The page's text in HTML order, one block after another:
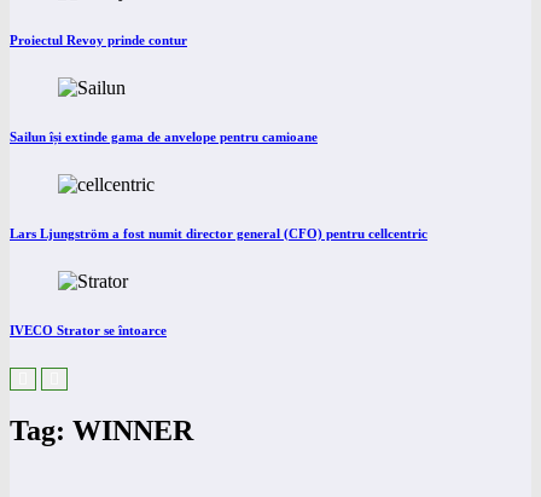
Proiectul Revoy prinde contur
Sailun își extinde gama de anvelope pentru camioane
Lars Ljungström a fost numit director general (CFO) pentru cellcentric
IVECO Strator se întoarce
Tag: WINNER